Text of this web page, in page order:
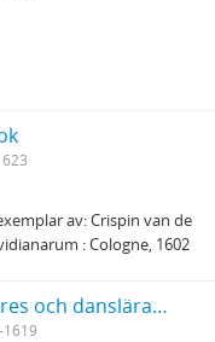
av: Crispin van de
: Cologne, 1602
En fransk balettmästares och danslärares i Bruxelles 1614-19 anteckningsbok
1619